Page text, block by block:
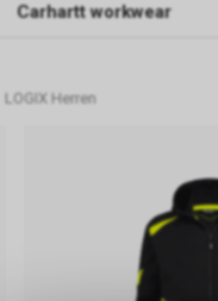
Carhartt workwear
LOGIX Herren